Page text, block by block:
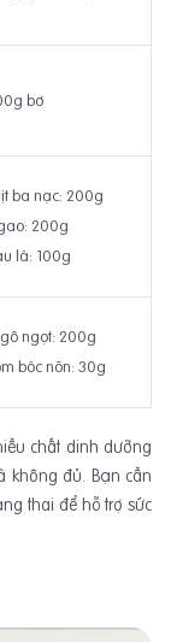
bơ
ba nạc: 200g
200g
lá: 100g
ngọt: 200g
bóc nõn: 30g
chất dinh dưỡng
không đủ. Bạn cần
thai để hỗ trợ sức